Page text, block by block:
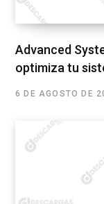
Advanced
optimiza tu
6 DE AGOSTO DE